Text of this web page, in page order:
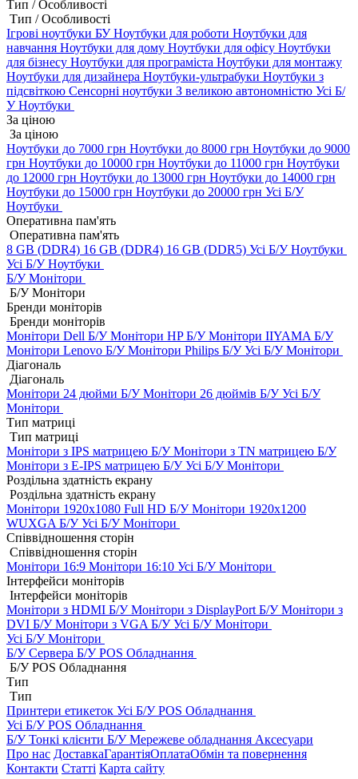
Тип / Особливості
Тип / Особливості
Ігрові ноутбуки БУНоутбуки для роботи Ноутбуки для
навчання Ноутбуки для дому Ноутбуки для офісу Ноутбуки
для бізнесу Ноутбуки для програміста Ноутбуки для монтажу
Ноутбуки для дизайнера Ноутбуки-ультрабуки Ноутбуки з
підсвіткою Сенсорні ноутбуки З великою автономністю Усі Б/
У Ноутбуки
За ціною
За ціною
Ноутбуки до 7000 грн Ноутбуки до 8000 грн Ноутбуки до 9000
грн Ноутбуки до 10000 грн Ноутбуки до 11000 грн Ноутбуки
до 12000 грн Ноутбуки до 13000 грн Ноутбуки до 14000 грн
Ноутбуки до 15000 грн Ноутбуки до 20000 грн Усі Б/У
Ноутбуки
Оперативна пам'ять
Оперативна пам'ять
8 GB (DDR4) 16 GB (DDR4) 16 GB (DDR5) Усі Б/У Ноутбуки
Усі Б/У Ноутбуки
Б/У Монітори
Б/У Монітори
Бренди моніторів
Бренди моніторів
Монітори Dell Б/УМонітори HP Б/УМонітори IIYAMA Б/У
Монітори Lenovo Б/УМонітори Philips Б/УУсі Б/У Монітори
Діагональ
Діагональ
Монітори 24 дюйми Б/УМонітори 26 дюймів Б/УУсі Б/У
Монітори
Тип матриці
Тип матриці
Монітори з IPS матрицею Б/УМонітори з TN матрицею Б/У
Монітори з E-IPS матрицею Б/УУсі Б/У Монітори
Роздільна здатність екрану
Роздільна здатність екрану
Монітори 1920x1080 Full HD Б/УМонітори 1920x1200
WUXGA Б/УУсі Б/У Монітори
Співвідношення сторін
Співвідношення сторін
Монітори 16:9 Монітори 16:10 Усі Б/У Монітори
Інтерфейси моніторів
Інтерфейси моніторів
Монітори з HDMI Б/УМонітори з DisplayPort Б/УМонітори з
DVI Б/УМонітори з VGA Б/УУсі Б/У Монітори
Усі Б/У Монітори
Б/У Сервера Б/У POS Обладнання
Б/У POS Обладнання
Тип
Тип
Принтери етикеток Усі Б/У POS Обладнання
Усі Б/У POS Обладнання
Б/У Тонкі клієнти Б/У Мережеве обладнання Аксесуари
Про нас ДоставкаГарантіяОплатаОбмін та повернення
Контакти Статті Карта сайту